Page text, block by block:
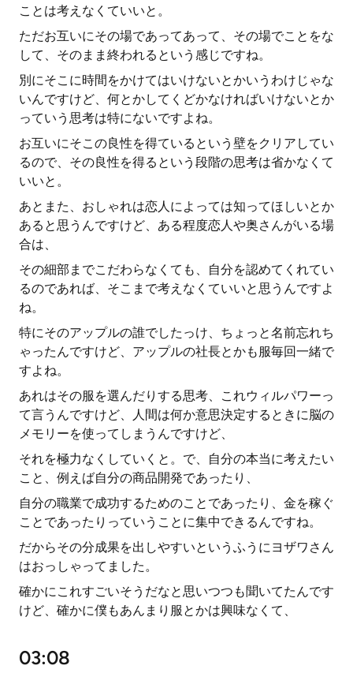
ことは考えなくていいと。
ただお互いにその場であってあって、その場でことをな
して、そのまま終われるという感じですね。
別にそこに時間をかけてはいけないとかいうわけじゃな
いんですけど、何とかしてくどかなければいけないとか
っていう思考は特にないですよね。
お互いにそこの良性を得ているという壁をクリアしてい
るので、その良性を得るという段階の思考は省かなくて
いいと。
あとまた、おしゃれは恋人によっては知ってほしいとか
あると思うんですけど、ある程度恋人や奥さんがいる場
合は、
その細部までこだわらなくても、自分を認めてくれてい
るのであれば、そこまで考えなくていいと思うんですよ
ね。
特にそのアップルの誰でしたっけ、ちょっと名前忘れち
ゃったんですけど、アップルの社長とかも服毎回一緒で
すよね。
あれはその服を選んだりする思考、これウィルパワーっ
て言うんですけど、人間は何か意思決定するときに脳の
メモリーを使ってしまうんですけど、
それを極力なくしていくと。で、自分の本当に考えたい
こと、例えば自分の商品開発であったり、
自分の職業で成功するためのことであったり、金を稼ぐ
ことであったりっていうことに集中できるんですね。
だからその分成果を出しやすいというふうにヨザワさん
はおっしゃってました。
確かにこれすごいそうだなと思いつつも聞いてたんです
けど、確かに僕もあんまり服とかは興味なくて、
03:08